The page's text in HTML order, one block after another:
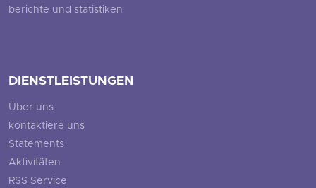
berichte und statistiken
DIENSTLEISTUNGEN
Über uns
kontaktiere uns
Statements
Aktivitäten
RSS Service